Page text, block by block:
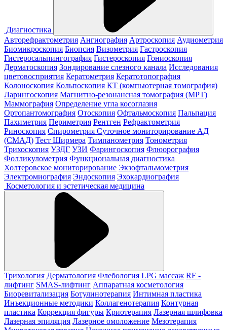
Диагностика
Авторефрактометрия Ангиография Артроскопия Аудиометрия
Биомикроскопия Биопсия Визометрия Гастроскопия
Гистеросальпингография Гистероскопия Гониоскопия
Дерматоскопия Зондирование слезного канала Исследования
цветовосприятия Кератометрия Кератотопография
Колоноскопия Кольпоскопия КТ (компьютерная томография)
Ларингоскопия Магнитно-резонансная томография (МРТ)
Маммография Определение угла косоглазия
Ортопантомография Отоскопия Офтальмоскопия Пальпация
Пахиметрия Периметрия Рентген Рефрактометрия
Риноскопия Спирометрия Суточное мониторирование АД
(СМАД) Тест Ширмера Тимпанометрия Тонометрия
Трихоскопия УЗДГ УЗИ Фарингоскопия Флюорография
Фолликулометрия Функциональная диагностика
Холтеровское мониторирование Экзофтальмометрия
Электромиография Эндоскопия Эхокардиография
Косметология и эстетическая медицина
Трихология Дерматология Флебология LPG массаж RF -
лифтинг SMAS-лифтинг Аппаратная косметология
Биоревитализация Ботулинотерапия Интимная пластика
Инъекционные методики Коллагенотерапия Контурная
пластика Коррекция фигуры Криотерапия Лазерная шлифовка
Лазерная эпиляция Лазерное омоложение Мезотерапия